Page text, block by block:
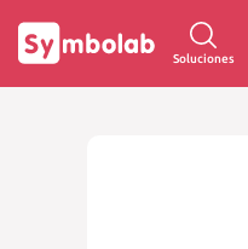
Soluciones